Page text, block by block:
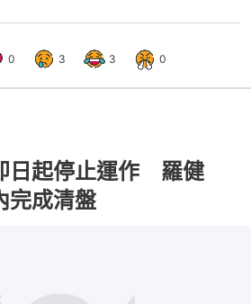
0 3 3 0
日起停止運作 羅健
完成清盤